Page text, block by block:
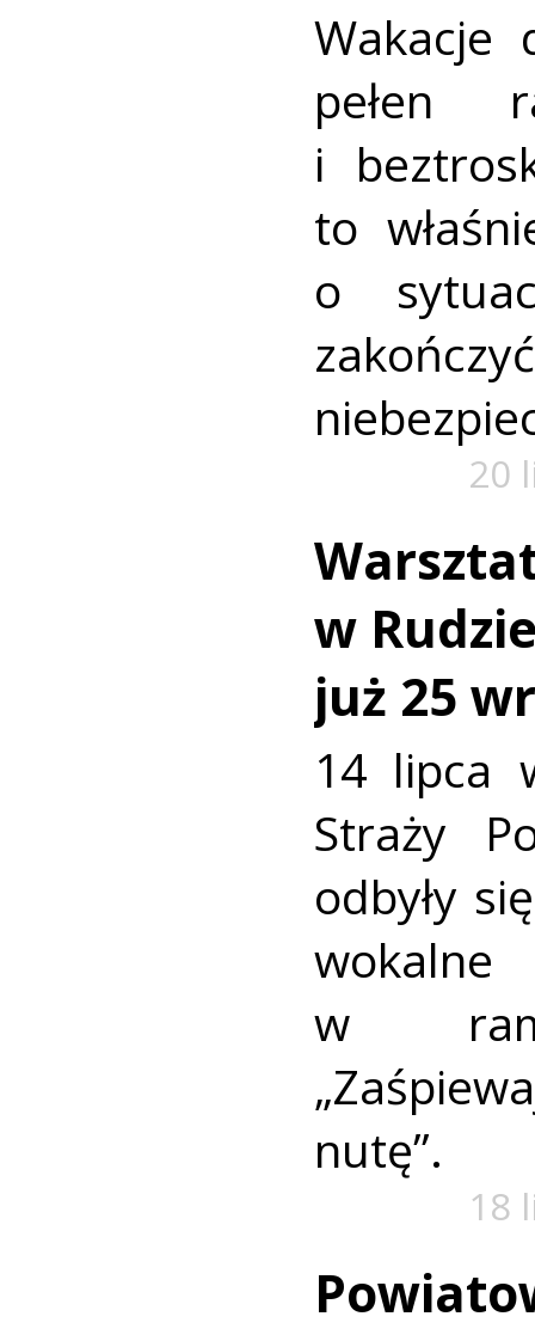
Wakacje
pełen
i
to
o
20
w
już 25
14 lipca
Straży
odbyły
w
nutę”.
18